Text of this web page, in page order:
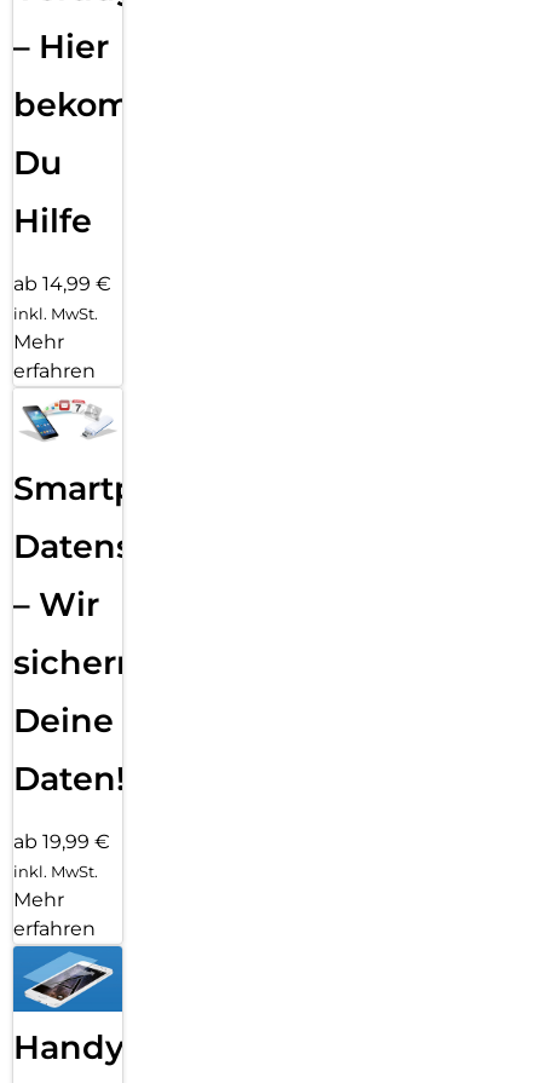
– Hier
bekommst
Du
Hilfe
ab 14,99 €
inkl. MwSt.
Mehr
erfahren
Smartphone
Datensicherung
– Wir
sichern
Deine
Daten!
ab 19,99 €
inkl. MwSt.
Mehr
erfahren
Handy